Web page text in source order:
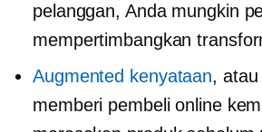
pelanggan, Anda mungkin
mempertimbangkan
Augmented kenyataan, atau
memberi pembeli online